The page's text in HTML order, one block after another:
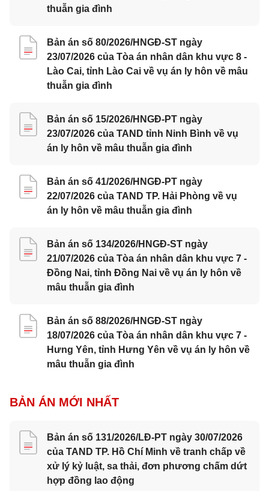
thuẫn gia đình
Bản án số 80/2026/HNGĐ-ST ngày
23/07/2026 của Tòa án nhân dân khu vực 8 -
Lào Cai, tỉnh Lào Cai về vụ án ly hôn về mâu
thuẫn gia đình
Bản án số 15/2026/HNGĐ-PT ngày
23/07/2026 của TAND tỉnh Ninh Bình về vụ
án ly hôn về mâu thuẫn gia đình
Bản án số 41/2026/HNGĐ-PT ngày
22/07/2026 của TAND TP. Hải Phòng về vụ
án ly hôn về mâu thuẫn gia đình
Bản án số 134/2026/HNGĐ-ST ngày
21/07/2026 của Tòa án nhân dân khu vực 7 -
Đồng Nai, tỉnh Đồng Nai về vụ án ly hôn về
mâu thuẫn gia đình
Bản án số 88/2026/HNGĐ-ST ngày
18/07/2026 của Tòa án nhân dân khu vực 7 -
Hưng Yên, tỉnh Hưng Yên về vụ án ly hôn về
mâu thuẫn gia đình
BẢN ÁN MỚI NHẤT
Bản án số 131/2026/LĐ-PT ngày 30/07/2026
của TAND TP. Hồ Chí Minh về tranh chấp về
xử lý kỷ luật, sa thải, đơn phương chấm dứt
hợp đồng lao động